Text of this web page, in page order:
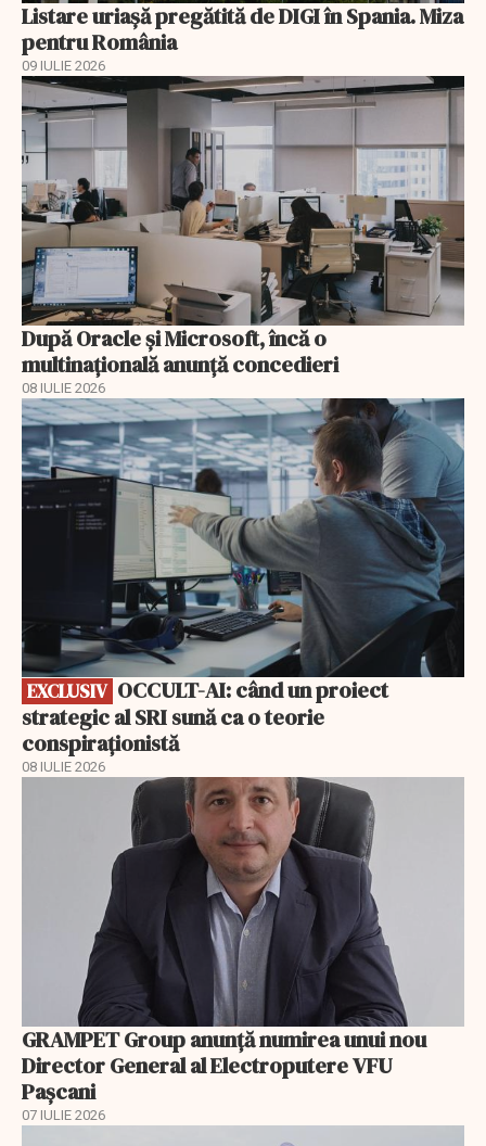
Listare uriașă pregătită de DIGI în Spania. Miza
pentru România
09 IULIE 2026
După Oracle şi Microsoft, încă o
multinaţională anunţă concedieri
08 IULIE 2026
EXCLUSIV
EXCLUSIV
strategic al SRI sună ca o teorie
conspiraționistă
08 IULIE 2026
GRAMPET Group anunță numirea unui nou
Director General al Electroputere VFU
Pașcani
07 IULIE 2026